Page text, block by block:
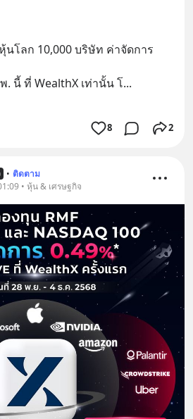
โลก 10,000 บริษัท ค่าจัดการ
. นี้ ที่ WealthX เท่านั้น โ...
8 2
• ติดตาม
• หุ้น & เศรษฐกิจ